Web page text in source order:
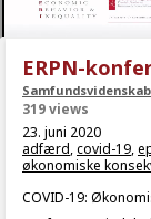
ERPN-
Samfundsvidenskab
319 views
23. juni 2020
adfærd,covid-19,
økonomiske
COVID-19: